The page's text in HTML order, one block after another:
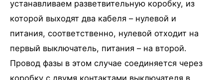
устанавливаем разветвительную коробку, из
которой выходят два кабеля – нулевой и
питания, соответственно, нулевой отходит на
первый выключатель, питания – на второй.
Провод фазы в этом случае соединяется через
коробку с двумя контактами выключателя в